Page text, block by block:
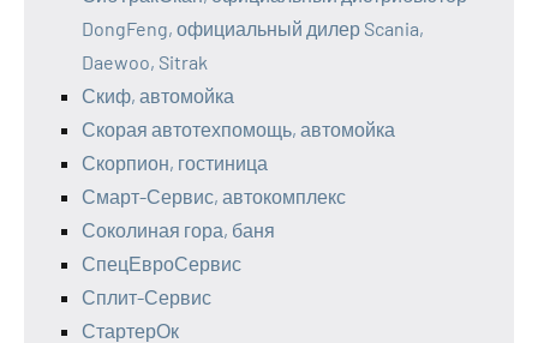
DongFeng, официальный дилер Scania,
Daewoo, Sitrak
Скиф, автомойка
Скорая автотехпомощь, автомойка
Скорпион, гостиница
Смарт-Сервис, автокомплекс
Соколиная гора, баня
СпецЕвроСервис
Сплит-Сервис
СтартерОк